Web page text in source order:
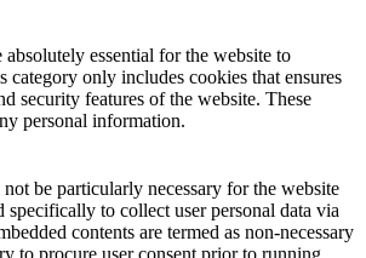
absolutely essential for the website to
category only includes cookies that ensures
security features of the website. These
personal information.
be particularly necessary for the website
specifically to collect user personal data via
contents are termed as non-necessary